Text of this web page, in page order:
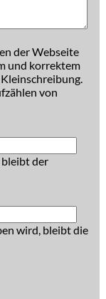
der Webseite
und korrektem
von
bleibt der
wird, bleibt die